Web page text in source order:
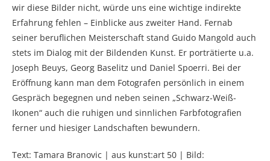
wir diese Bilder nicht, würde uns eine wichtige indirekte
Erfahrung fehlen – Einblicke aus zweiter Hand. Fernab
seiner beruflichen Meisterschaft stand Guido Mangold auch
stets im Dialog mit der Bildenden Kunst. Er porträtierte u.a.
Joseph Beuys, Georg Baselitz und Daniel Spoerri. Bei der
Eröffnung kann man dem Fotografen persönlich in einem
Gespräch begegnen und neben seinen „Schwarz-Weiß-
Ikonen“ auch die ruhigen und sinnlichen Farbfotografien
ferner und hiesiger Landschaften bewundern.
Text: Tamara Branovic | aus kunst:art 50 | Bild: